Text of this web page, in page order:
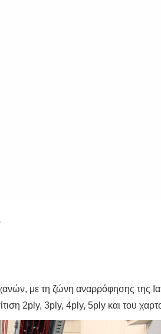
με τη ζώνη αναρρόφησης της
2ply, 3ply, 4ply, 5ply και του